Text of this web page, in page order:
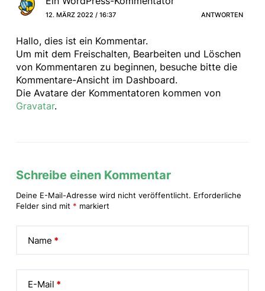
12. MÄRZ 2022 / 16:37 ANTWORTEN
Hallo, dies ist ein Kommentar.
Um mit dem Freischalten, Bearbeiten und Löschen
von Kommentaren zu beginnen, besuche bitte die
Kommentare-Ansicht im Dashboard.
Die Avatare der Kommentatoren kommen von
Gravatar.
Schreibe einen Kommentar
Deine E-Mail-Adresse wird nicht veröffentlicht. Erforderliche
Felder sind mit * markiert
Name *
E-Mail *
Alternative: